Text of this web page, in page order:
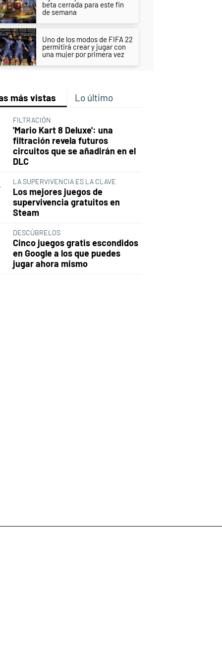
beta cerrada para este fin
de semana
Uno de los modos de FIFA 22
permitirá crear y jugar con
una mujer por primera vez
más vistas Lo último
FILTRACIÓN
'Mario Kart 8 Deluxe': una
filtración revela futuros
circuitos que se añadirán en el
DLC
LA SUPERVIVENCIA ES LA CLAVE
Los mejores juegos de
supervivencia gratuitos en
Steam
DESCÚBRELOS
Cinco juegos gratis escondidos
en Google a los que puedes
jugar ahora mismo